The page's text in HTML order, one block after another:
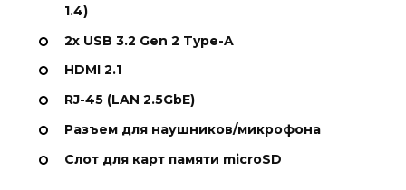
1.4)
2x USB 3.2 Gen 2 Type-A
HDMI 2.1
RJ-45 (LAN 2.5GbE)
Разъем для наушников/микрофона
Слот для карт памяти microSD